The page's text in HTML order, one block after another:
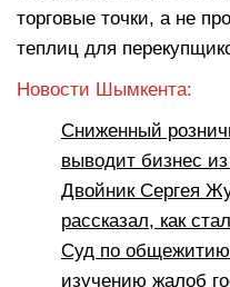
торговые точки, а не
теплиц для
Новости Шымкента:
Сниженный
выводит бизнес
Двойник Сергея
рассказал, как
Суд по
изучению жалоб